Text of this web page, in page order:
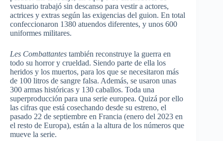
vestuario trabajó sin descanso para vestir a actores,
actrices y extras según las exigencias del guion. En total
confeccionaron 1380 atuendos diferentes, y unos 600
uniformes militares.
Les Combattantes también reconstruye la guerra en
todo su horror y crueldad. Siendo parte de ella los
heridos y los muertos, para los que se necesitaron más
de 100 litros de sangre falsa. Además, se usaron unas
300 armas históricas y 130 caballos. Toda una
superproducción para una serie europea. Quizá por ello
las cifras que está cosechando desde su estreno, el
pasado 22 de septiembre en Francia (enero del 2023 en
el resto de Europa), están a la altura de los números que
mueve la serie.